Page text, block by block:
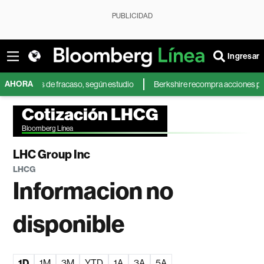
PUBLICIDAD
Ingresar
AHORAde fracaso, según estudio Berkshire recompra acciones propias
Cotización LHCG
Bloomberg Línea
LHC Group Inc
LHCG
Informacion no
disponible